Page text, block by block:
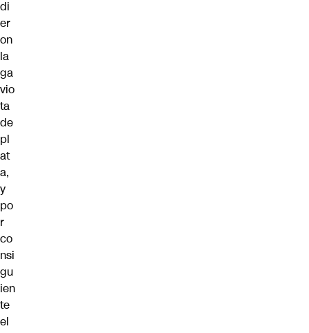
di
er
on
la
ga
vio
ta
de
pl
at
a,
y
po
r
co
nsi
gu
ien
te
el